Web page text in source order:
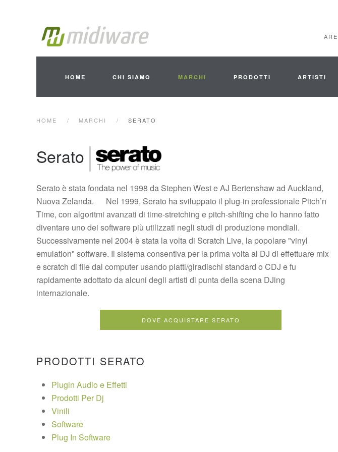
HOME CHI SIAMO MARCHI PRODOTTI ARTISTI
HOME MARCHI SERATO
Serato
Serato è stata fondata nel 1998 da Stephen West e AJ Bertenshaw ad Auckland,
Nuova Zelanda. Nel 1999, Serato ha sviluppato il plug-in professionale Pitch’n
Time, con algoritmi avanzati di time-stretching e pitch-shifting che lo hanno fatto
diventare uno dei software più utilizzati negli studi di produzione mondiali.
Successivamente nel 2004 è stata la volta di Scratch Live, la popolare "vinyl
emulation" software. Il sistema consentiva per la prima volta al DJ di effettuare mix
e scratch di file dal computer usando piatti/giradischi standard o CDJ e fu
rapidamente adottato da alcuni degli artisti di punta della scena DJing
internazionale.
DOVE ACQUISTARE SERATO
PRODOTTI SERATO
Plugin Audio e Effetti
Prodotti Per Dj
Vinili
Software
Plug In Software